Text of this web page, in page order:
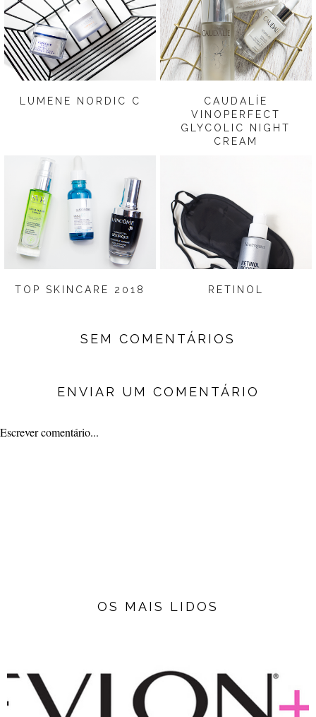
LUMENE NORDIC C
CAUDALÍE
VINOPERFECT
GLYCOLIC NIGHT
CREAM
TOP SKINCARE 2018 RETINOL
SEM COMENTÁRIOS
ENVIAR UM COMENTÁRIO
Escrever comentário...
OS MAIS LIDOS